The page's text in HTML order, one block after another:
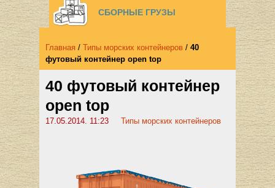
СБОРНЫЕ ГРУЗЫ
Главная / Типы морских контейнеров / 40
футовый контейнер open top
40 футовый контейнер
open top
17.05.2014. 11:23 Типы морских контейнеров